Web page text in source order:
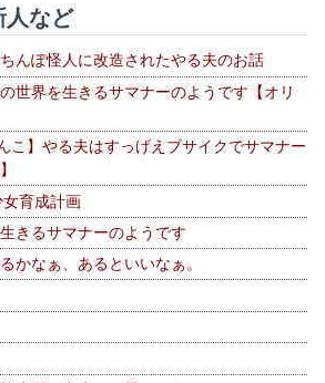
人など
ちんぽ怪人に改造されたやる夫のお話
の世界を生きるサマナーのようです【オリ
こ】やる夫はすっげえブサイクでサマナー
育成計画
きるサマナーのようです
かなぁ、あるといいなぁ。